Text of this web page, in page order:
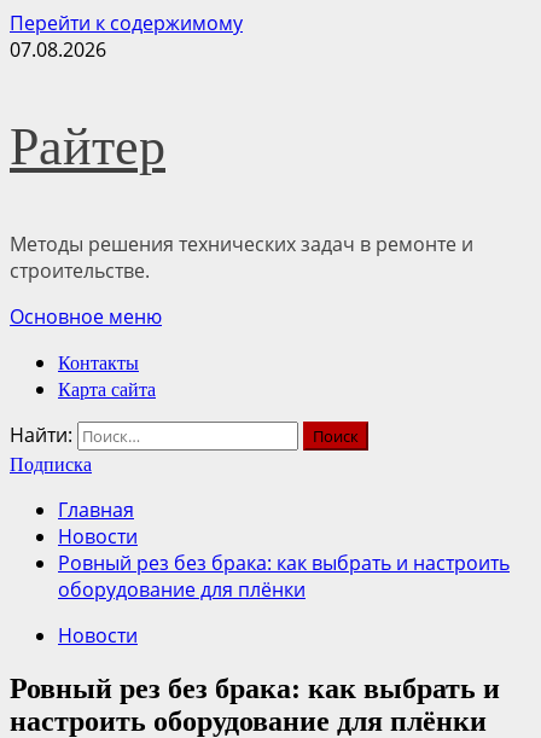
Перейти к содержимому
07.08.2026
Райтер
Методы решения технических задач в ремонте и
строительстве.
Основное меню
Контакты
Карта сайта
Найти:
Подписка
Главная
Новости
Ровный рез без брака: как выбрать и настроить
оборудование для плёнки
Новости
Ровный рез без брака: как выбрать и
настроить оборудование для плёнки